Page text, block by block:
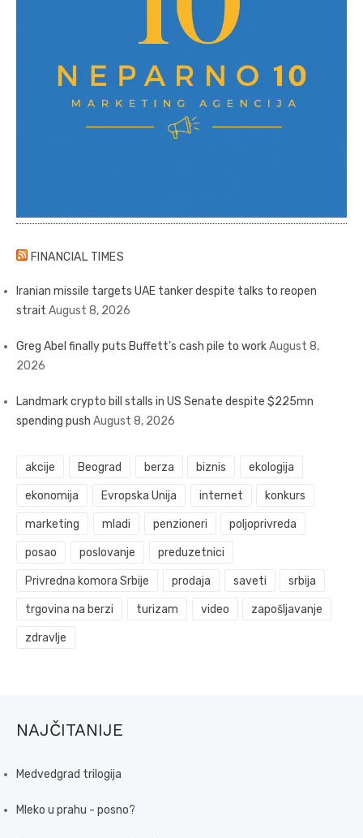
FINANCIAL TIMES
Iranian missile targets UAE tanker despite talks to reopen
strait August 8, 2026
Greg Abel finally puts Buffett’s cash pile to workAugust 8,
2026
Landmark crypto bill stalls in US Senate despite $225mn
spending push August 8, 2026
akcije Beograd berza biznis ekologija
ekonomija Evropska Unija internet konkurs
marketing mladi penzioneri poljoprivreda
posao poslovanje preduzetnici
Privredna komora Srbije prodaja saveti srbija
trgovina na berzi turizam video zapošljavanje
zdravlje
NAJČITANIJE
Medvedgrad trilogija
Mleko u prahu - posno?